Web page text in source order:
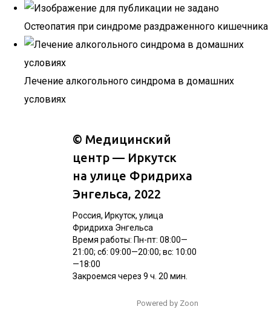
Остеопатия при синдроме раздраженного кишечника
Лечение алкогольного синдрома в домашних
условиях
© Медицинский
центр — Иркутск
на улице Фридриха
Энгельса, 2022
Россия, Иркутск, улица
Фридриха Энгельса
Время работы: Пн-пт: 08:00—
21:00; сб: 09:00—20:00; вс: 10:00
—18:00
Закроемся через 9 ч. 20 мин.
Powered by Zoon